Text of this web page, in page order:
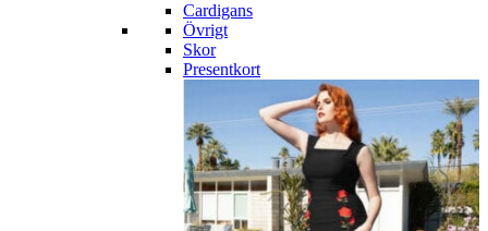
Cardigans
Övrigt
Skor
Presentkort